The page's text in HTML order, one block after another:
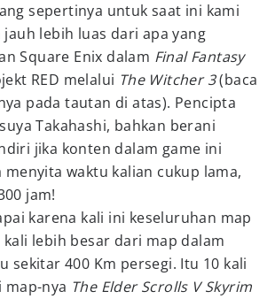
sepertinya untuk saat ini kami
lebih luas dari apa yang
Square Enix dalam Final Fantasy
RED melalui The Witcher 3(baca
pada tautan di atas). Pencipta
Takahashi, bahkan berani
jika konten dalam game ini
menyita waktu kalian cukup lama,
jam!
karena kali ini keseluruhan map
lebih besar dari map dalam
sekitar 400 Km persegi. Itu 10 kali
nya The Elder Scrolls V Skyrim